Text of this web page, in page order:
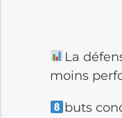
La
moins
buts